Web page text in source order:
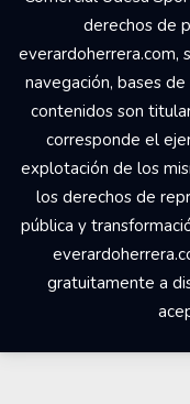
derechos de
everardoherrera.com,
navegación, bases
contenidos son
corresponde el
explotación de los
los derechos de
pública y
gratuitamente a